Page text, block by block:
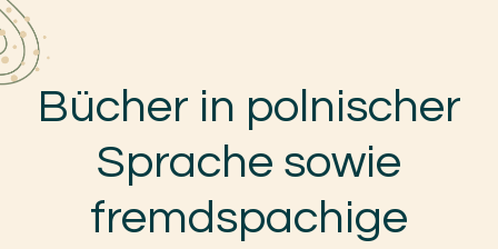
Bücher in polnischer
Sprache sowie
fremdspachige